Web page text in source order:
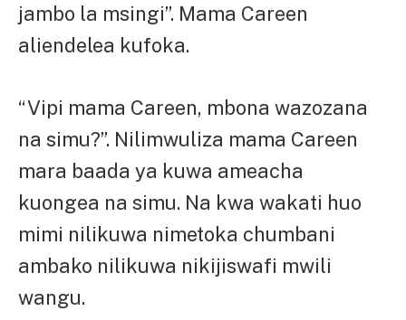
jambo la msingi”. Mama Careen
aliendelea kufoka.
“Vipi mama Careen, mbona wazozana
na simu?”. Nilimwuliza mama Careen
mara baada ya kuwa ameacha
kuongea na simu. Na kwa wakati huo
mimi nilikuwa nimetoka chumbani
ambako nilikuwa nikijiswafi mwili
wangu.